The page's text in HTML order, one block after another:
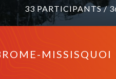
33 PARTICIPANTS /
MISSISQUOI